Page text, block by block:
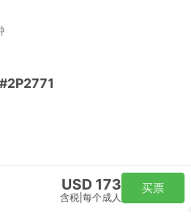
USD 173
含税 每个成人
买票